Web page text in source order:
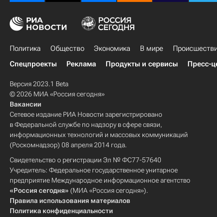
Политика Общество Экономика В мире
Спецпроекты
Реклама Продукты и сервисы Пресс-
Версия 2023.1 Beta
© 2026 МИА «Россия сегодня»
Вакансии
Сетевое издание РИА Новости зарегистрировано
в Федеральной службе по надзору в сфере связи,
информационных технологий и массовых коммуникаций
(Роскомнадзор) 08 апреля 2014 года.
Свидетельство о регистрации Эл № ФС77-57640
Учредитель: Федеральное государственное унитарное
предприятие Международное информационное агентство
«Россия сегодня» (МИА «Россия сегодня»).
Правила использования материалов
Политика конфиденциальности